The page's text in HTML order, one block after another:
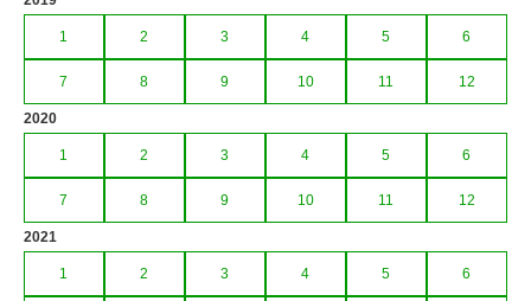
1 2 3 4 5 6
7 8 9 10 11 12
2020
1 2 3 4 5 6
7 8 9 10 11 12
2021
1 2 3 4 5 6